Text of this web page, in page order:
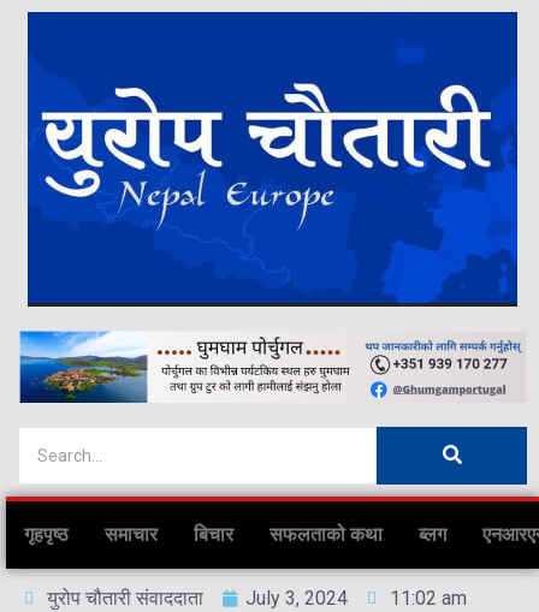
गृहपृष्ठ समाचार बिचार सफलताको कथा ब्लग
युरोप चौतारी संवाददाता July 3, 2024
11:02 am